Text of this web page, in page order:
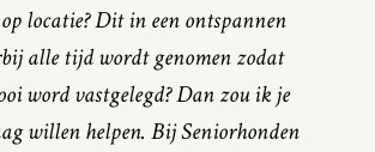
locatie? Dit in een ontspannen
alle tijd wordt genomen zodat
word vastgelegd? Dan zou ik je
willen helpen. Bij Seniorhonden